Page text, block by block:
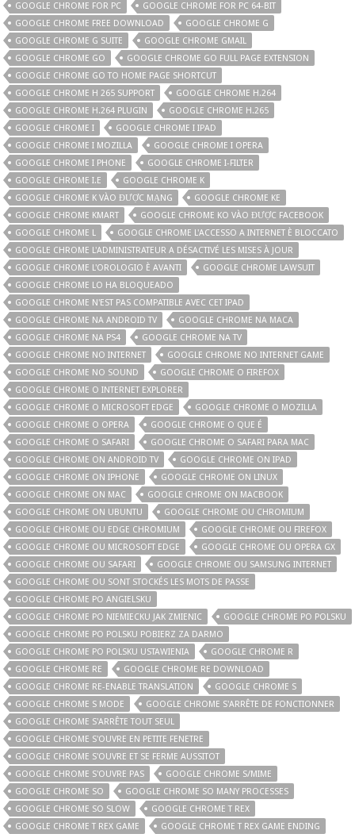
GOOGLE CHROME FOR PC
GOOGLE CHROME FOR PC 64-BIT
GOOGLE CHROME FREE DOWNLOAD
GOOGLE CHROME G
GOOGLE CHROME G SUITE
GOOGLE CHROME GMAIL
GOOGLE CHROME GO
GOOGLE CHROME GO FULL PAGE EXTENSION
GOOGLE CHROME GO TO HOME PAGE SHORTCUT
GOOGLE CHROME H 265 SUPPORT
GOOGLE CHROME H.264
GOOGLE CHROME H.264 PLUGIN
GOOGLE CHROME H.265
GOOGLE CHROME I
GOOGLE CHROME I IPAD
GOOGLE CHROME I MOZILLA
GOOGLE CHROME I OPERA
GOOGLE CHROME I PHONE
GOOGLE CHROME I-FILTER
GOOGLE CHROME I.E
GOOGLE CHROME K
GOOGLE CHROME K VÀO ĐƯỢC MẠNG
GOOGLE CHROME KE
GOOGLE CHROME KMART
GOOGLE CHROME KO VÀO ĐƯỢC FACEBOOK
GOOGLE CHROME L
GOOGLE CHROME L'ACCESSO A INTERNET È BLOCCATO
GOOGLE CHROME L'ADMINISTRATEUR A DÉSACTIVÉ LES MISES À JOUR
GOOGLE CHROME L'OROLOGIO È AVANTI
GOOGLE CHROME LAWSUIT
GOOGLE CHROME LO HA BLOQUEADO
GOOGLE CHROME N'EST PAS COMPATIBLE AVEC CET IPAD
GOOGLE CHROME NA ANDROID TV
GOOGLE CHROME NA MACA
GOOGLE CHROME NA PS4
GOOGLE CHROME NA TV
GOOGLE CHROME NO INTERNET
GOOGLE CHROME NO INTERNET GAME
GOOGLE CHROME NO SOUND
GOOGLE CHROME O FIREFOX
GOOGLE CHROME O INTERNET EXPLORER
GOOGLE CHROME O MICROSOFT EDGE
GOOGLE CHROME O MOZILLA
GOOGLE CHROME O OPERA
GOOGLE CHROME O QUE É
GOOGLE CHROME O SAFARI
GOOGLE CHROME O SAFARI PARA MAC
GOOGLE CHROME ON ANDROID TV
GOOGLE CHROME ON IPAD
GOOGLE CHROME ON IPHONE
GOOGLE CHROME ON LINUX
GOOGLE CHROME ON MAC
GOOGLE CHROME ON MACBOOK
GOOGLE CHROME ON UBUNTU
GOOGLE CHROME OU CHROMIUM
GOOGLE CHROME OU EDGE CHROMIUM
GOOGLE CHROME OU FIREFOX
GOOGLE CHROME OU MICROSOFT EDGE
GOOGLE CHROME OU OPERA GX
GOOGLE CHROME OU SAFARI
GOOGLE CHROME OU SAMSUNG INTERNET
GOOGLE CHROME OU SONT STOCKÉS LES MOTS DE PASSE
GOOGLE CHROME PO ANGIELSKU
GOOGLE CHROME PO NIEMIECKU JAK ZMIENIC
GOOGLE CHROME PO POLSKU
GOOGLE CHROME PO POLSKU POBIERZ ZA DARMO
GOOGLE CHROME PO POLSKU USTAWIENIA
GOOGLE CHROME R
GOOGLE CHROME RE
GOOGLE CHROME RE DOWNLOAD
GOOGLE CHROME RE-ENABLE TRANSLATION
GOOGLE CHROME S
GOOGLE CHROME S MODE
GOOGLE CHROME S'ARRÊTE DE FONCTIONNER
GOOGLE CHROME S'ARRÊTE TOUT SEUL
GOOGLE CHROME S'OUVRE EN PETITE FENETRE
GOOGLE CHROME S'OUVRE ET SE FERME AUSSITOT
GOOGLE CHROME S'OUVRE PAS
GOOGLE CHROME S/MIME
GOOGLE CHROME SO
GOOGLE CHROME SO MANY PROCESSES
GOOGLE CHROME SO SLOW
GOOGLE CHROME T REX
GOOGLE CHROME T REX GAME
GOOGLE CHROME T REX GAME ENDING